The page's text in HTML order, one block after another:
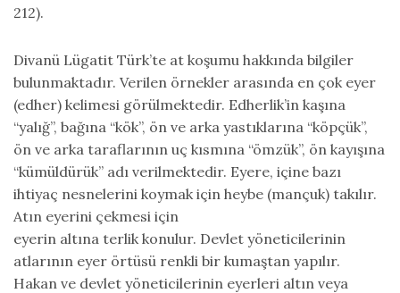
212).
Divanü Lügatit Türk’te at koşumu hakkında bilgiler
bulunmaktadır. Verilen örnekler arasında en çok eyer
(edher) kelimesi görülmektedir. Edherlik’in kaşına
“yalığ”, bağına “kök”, ön ve arka yastıklarına “köpçük”,
ön ve arka taraflarının uç kısmına “ömzük”, ön kayışına
“kümüldürük” adı verilmektedir. Eyere, içine bazı
ihtiyaç nesnelerini koymak için heybe (mançuk) takılır.
Atın eyerini çekmesi için
eyerin altına terlik konulur. Devlet yöneticilerinin
atlarının eyer örtüsü renkli bir kumaştan yapılır.
Hakan ve devlet yöneticilerinin eyerleri altın veya